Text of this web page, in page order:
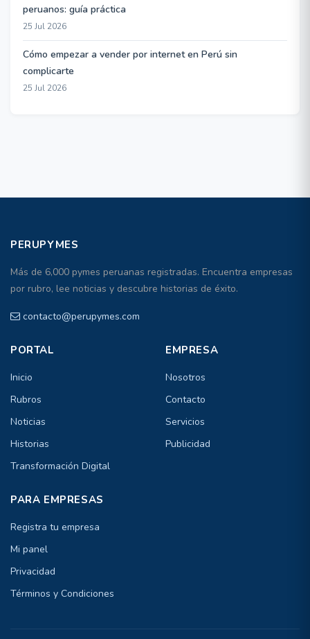
peruanos: guía práctica
25 Jul 2026
Cómo empezar a vender por internet en Perú sin
complicarte
25 Jul 2026
PERUPYMES
Más de 6,000 pymes peruanas registradas. Encuentra empresas
por rubro, lee noticias y descubre historias de éxito.
contacto@perupymes.com
PORTAL
Inicio
Rubros
Noticias
Historias
Transformación Digital
EMPRESA
Nosotros
Contacto
Servicios
Publicidad
PARA EMPRESAS
Registra tu empresa
Mi panel
Privacidad
Términos y Condiciones